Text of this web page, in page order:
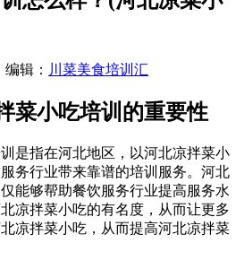
编辑： 川菜美食培训汇
菜小吃培训的重要性
是指在河北地区，以河北凉拌菜小
务行业带来靠谱的培训服务。河北
能够帮助餐饮服务行业提高服务水
凉拌菜小吃的有名度，从而让更多
凉拌菜小吃，从而提高河北凉拌菜